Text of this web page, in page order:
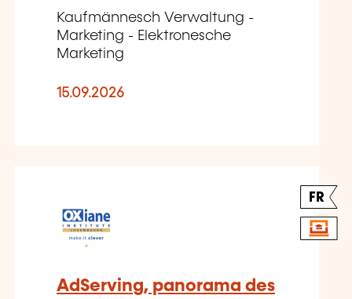
Kaufmännesch Verwaltung -
Marketing - Elektronesche
Marketing
15.09.2026
FR
AdServing, panorama des